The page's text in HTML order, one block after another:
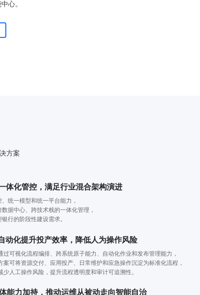
心。
方案
体化管控，满足行业混合架构演进
统一模型和统一平台能力，
据中心、跨技术栈的一体化管理，
行的阶段性建设需求。
动化提升投产效率，降低人为操作风险
过可视化流程编排、跨系统原子能力、自动化作业和发布管理能力，
案可将资源交付、应用投产、日常维护和应急操作沉淀为标准化流程，
少人工操作风险，提升流程透明度和审计可追溯性。
能力加持，推动运维从被动走向智能自治